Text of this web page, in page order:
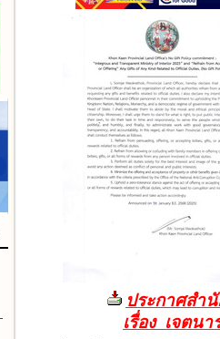
ประกาศสำ
เรื่อง เจตน